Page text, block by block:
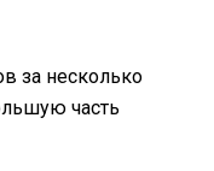
за несколько
часть